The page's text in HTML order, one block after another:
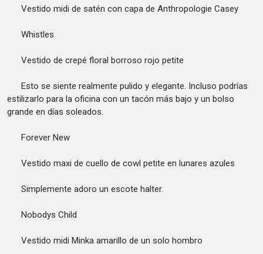
Vestido midi de satén con capa de Anthropologie Casey
Whistles
Vestido de crepé floral borroso rojo petite
Esto se siente realmente pulido y elegante. Incluso podrías
estilizarlo para la oficina con un tacón más bajo y un bolso
grande en días soleados.
Forever New
Vestido maxi de cuello de cowl petite en lunares azules
Simplemente adoro un escote halter.
Nobodys Child
Vestido midi Minka amarillo de un solo hombro